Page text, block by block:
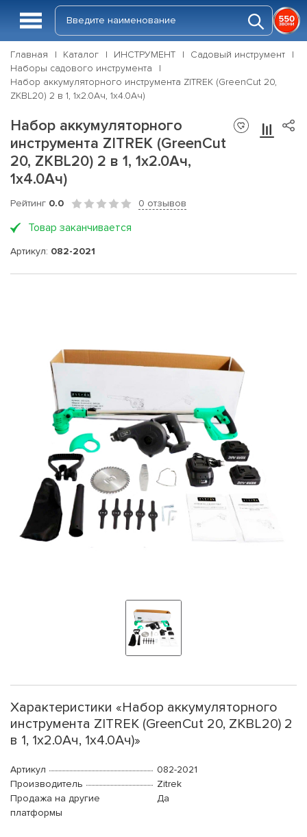
Главная Каталог ИНСТРУМЕНТ
Садовый инструмент
Наборы садового инструмента
Набор аккумуляторного инструмента ZITREK (GreenCut 20,
ZKBL20) 2 в 1, 1х2.0Ач, 1х4.0Ач)
Набор аккумуляторного
инструмента ZITREK (GreenCut
20, ZKBL20) 2 в 1, 1х2.0Ач,
1х4.0Ач)
Рейтинг 0.0 0 отзывов
Товар заканчивается
Артикул: 082-2021
Характеристики «Набор аккумуляторного
инструмента ZITREK (GreenCut 20, ZKBL20) 2
в 1, 1х2.0Ач, 1х4.0Ач)»
Артикул
082-2021
Производитель
Zitrek
Продажа на другие
платформы
Да